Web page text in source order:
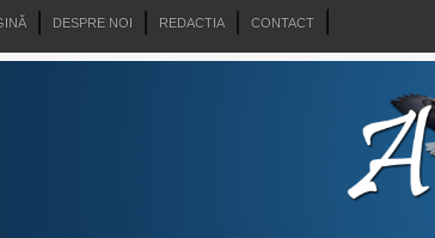
DESPRE NOI REDACTIA CONTACT